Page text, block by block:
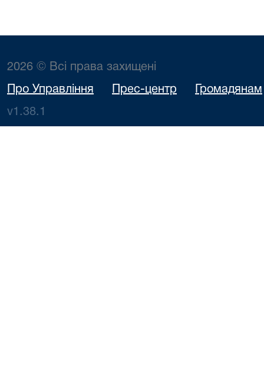
2026 © Всі права захищені
Про Управління Прес-центр Громадянам
v1.38.1